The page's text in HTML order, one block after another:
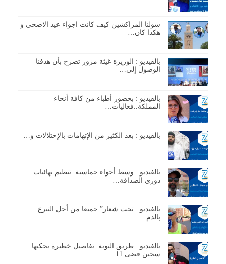
سولنا المراكشين كيف كانت اجواء عيد الاضحى و
هكذا كان…
بالفيديو : الوزيرة غيثة مزور تصرح بأن هدفنا
الوصول إلى…
بالفيديو : بحضور أطباء من كافة أنحاء
المملكة..فعاليات…
بالفيديو : بعد الكثير من الإتهامات بالإختلالات و…
بالفيديو : وسط أجواء حماسية..تنظيم نهائيات
دوري الصداقة…
بالفيديو : تحت شعار” جميعا من أجل التبرع
بالدم…
بالفيديو : طريق التوبة..تفاصيل خطيرة يحكيها
سجين قضى 11…